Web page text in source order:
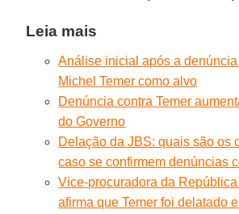
Leia mais
Análise inicial após a
Michel Temer como alvo
Denúncia contra Temer
do Governo
Delação da JBS: quais são os
caso se confirmem denúncias
Vice-procuradora da
afirma que Temer foi delatado